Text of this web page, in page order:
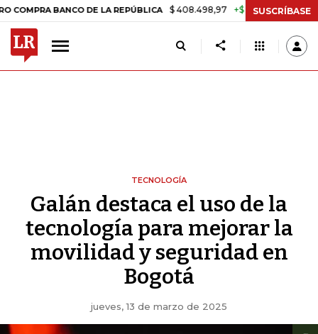
BANCO DE LA REPÚBLICA $ 408.498,97 +$ 8.753,81 +2,19%
SUSCRÍBASE
TECNOLOGÍA
Galán destaca el uso de la
tecnología para mejorar la
movilidad y seguridad en
Bogotá
jueves, 13 de marzo de 2025